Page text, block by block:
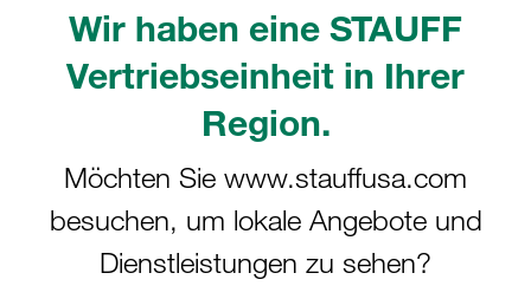
Wir haben eine STAUFF
Vertriebseinheit in Ihrer
Region.
Möchten Sie www.stauffusa.com
besuchen, um lokale Angebote und
Dienstleistungen zu sehen?
Bitte beachten Sie: Das Bild dient nur zur Veranschaulichung und kann vom
tatsächlichen Produkt abweichen.
Komplettschelle Doppel-Baureihe Gr.
2D Ø16mm Polypropylen W3 Deckpl.,
AS-Schraube glatt, ohne Vorspannung
gerippt, mit Vorspannung